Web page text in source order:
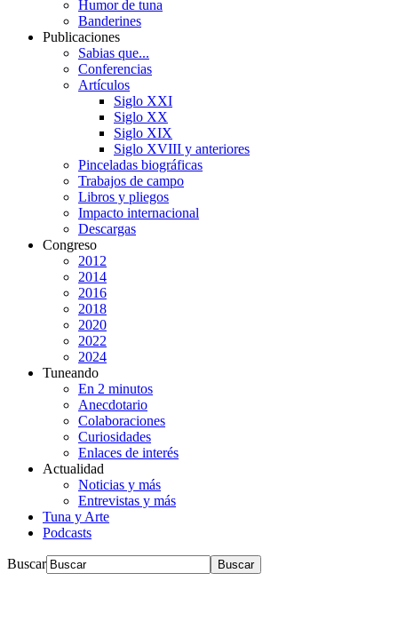
Humor de tuna
Banderines
Publicaciones
Sabias que...
Conferencias
Artículos
Siglo XXI
Siglo XX
Siglo XIX
Siglo XVIII y anteriores
Pinceladas biográficas
Trabajos de campo
Libros y pliegos
Impacto internacional
Descargas
Congreso
2012
2014
2016
2018
2020
2022
2024
Tuneando
En 2 minutos
Anecdotario
Colaboraciones
Curiosidades
Enlaces de interés
Actualidad
Noticias y más
Entrevistas y más
Tuna y Arte
Podcasts
Buscar